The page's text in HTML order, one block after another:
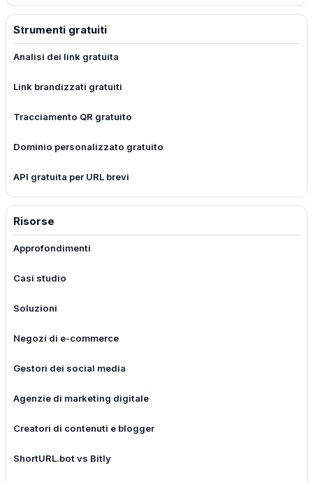
Strumenti gratuiti
Analisi dei link gratuita
Link brandizzati gratuiti
Tracciamento QR gratuito
Dominio personalizzato gratuito
API gratuita per URL brevi
Risorse
Approfondimenti
Casi studio
Soluzioni
Negozi di e-commerce
Gestori dei social media
Agenzie di marketing digitale
Creatori di contenuti e blogger
ShortURL.bot vs Bitly